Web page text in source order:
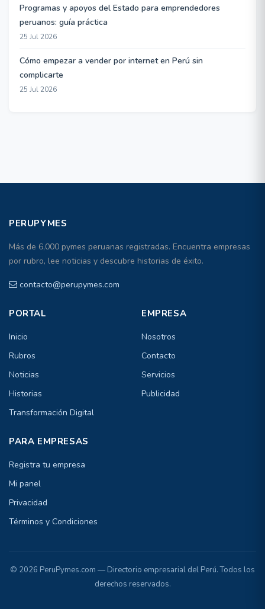
Programas y apoyos del Estado para emprendedores
peruanos: guía práctica
25 Jul 2026
Cómo empezar a vender por internet en Perú sin
complicarte
25 Jul 2026
PERUPYMES
Más de 6,000 pymes peruanas registradas. Encuentra empresas
por rubro, lee noticias y descubre historias de éxito.
contacto@perupymes.com
PORTAL
Inicio
Rubros
Noticias
Historias
Transformación Digital
EMPRESA
Nosotros
Contacto
Servicios
Publicidad
PARA EMPRESAS
Registra tu empresa
Mi panel
Privacidad
Términos y Condiciones
© 2026 PeruPymes.com — Directorio empresarial del Perú. Todos los
derechos reservados.